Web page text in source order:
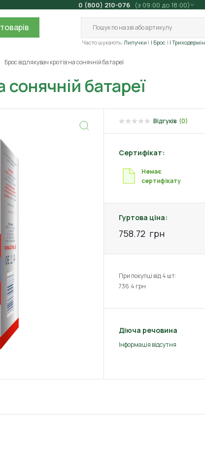
0 (800) 210-076 (з 09:00 до 18:00)
Часто шукають: Липучки | Брос | Триходермін
Брос відлякувач кротів на сонячній батареї
сонячній батареї
Відгуків (0)
Сертифікат:
Немає
сертифікату
Гуртова ціна:
758.72 грн
При покупці від 4 шт:
736.4 грн
Діюча речовина
Інформація відсутня